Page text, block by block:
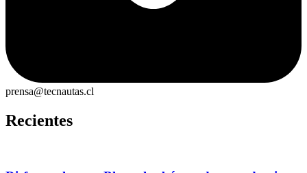
prensa@tecnautas.cl
Recientes